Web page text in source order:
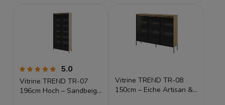
5.0
Vitrine TREND TR-07
196cm Hoch – Sandbeige
Vitrine TREND TR-08
150cm – Eiche Artisan &